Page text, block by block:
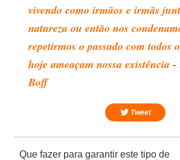
vivendo como irmãos e irmãs
natureza ou então nos
repetirmos o passado com todos
hoje ameaçam nossa existência
Boff
Tweet
Que fazer para garantir este tipo de